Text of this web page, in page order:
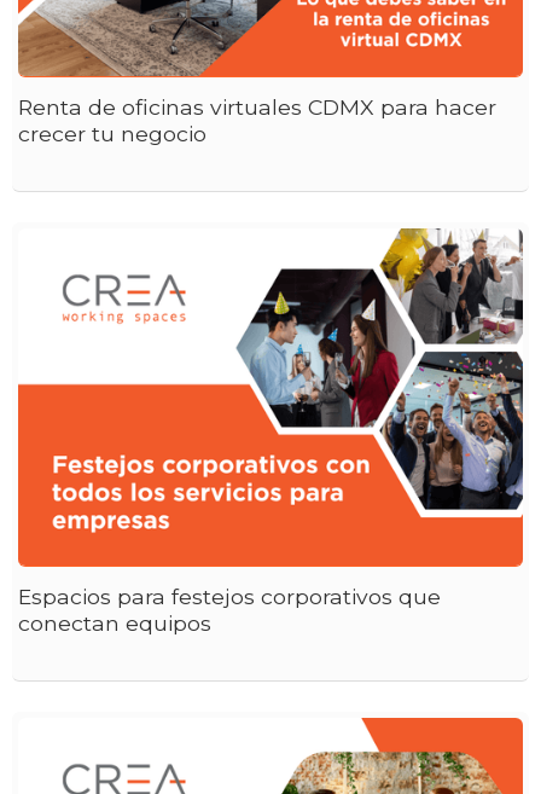
Renta de oficinas virtuales CDMX para hacer
crecer tu negocio
Espacios para festejos corporativos que
conectan equipos